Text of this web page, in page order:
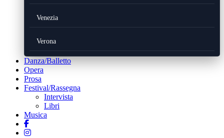
Venezia
Verona
Danza/Balletto
Opera
Prosa
Festival/Rassegna
Intervista
Libri
Musica